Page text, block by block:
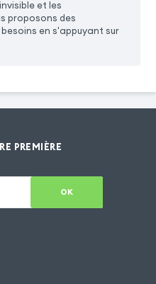
et les
proposons des
en s'appuyant sur
PREMIÈRE
OK